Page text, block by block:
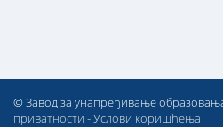
© Завод за унапређивање
приватности -Услови коришћења